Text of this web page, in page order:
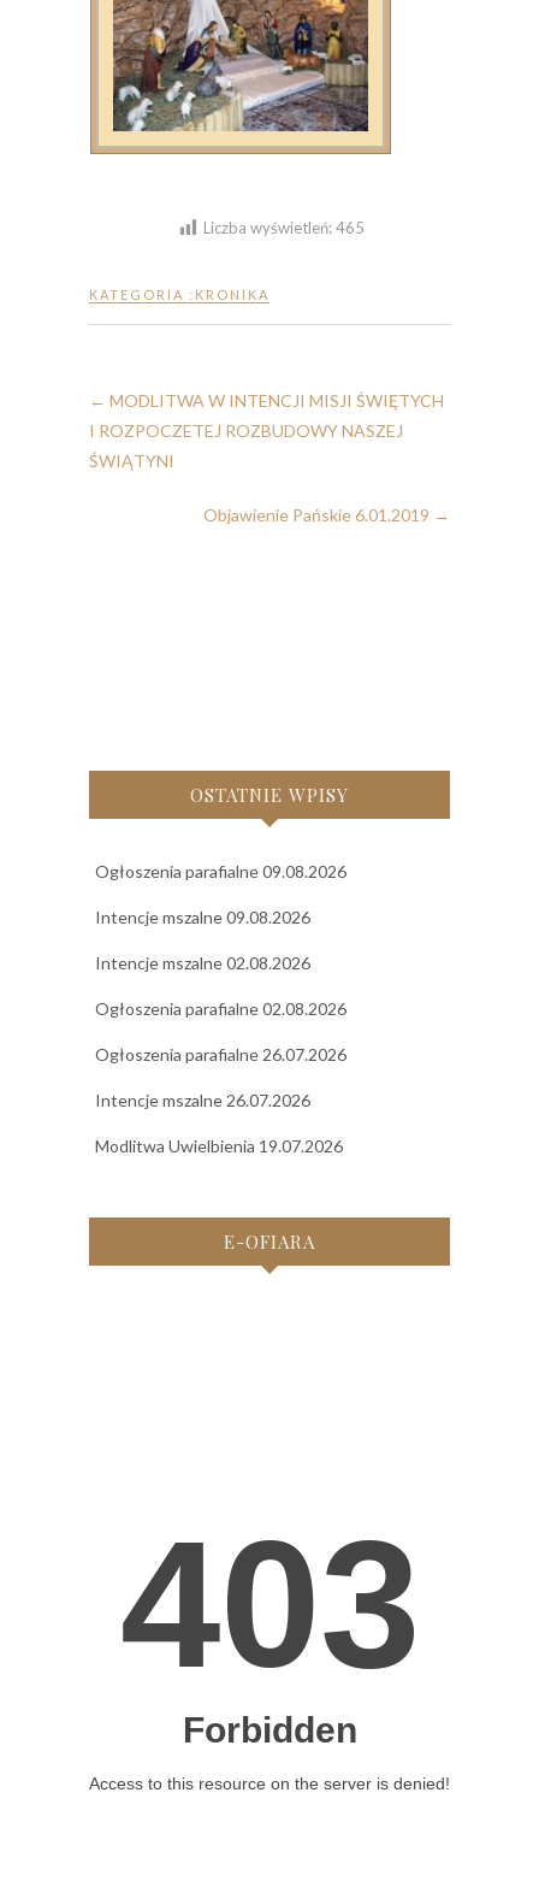
Liczba wyświetleń: 465
KATEGORIA : KRONIKA
← MODLITWA W INTENCJI MISJI ŚWIĘTYCH
I ROZPOCZETEJ ROZBUDOWY NASZEJ
ŚWIĄTYNI
Objawienie Pańskie 6.01.2019 →
OSTATNIE WPISY
Ogłoszenia parafialne 09.08.2026
Intencje mszalne 09.08.2026
Intencje mszalne 02.08.2026
Ogłoszenia parafialne 02.08.2026
Ogłoszenia parafialne 26.07.2026
Intencje mszalne 26.07.2026
Modlitwa Uwielbienia 19.07.2026
E-OFIARA